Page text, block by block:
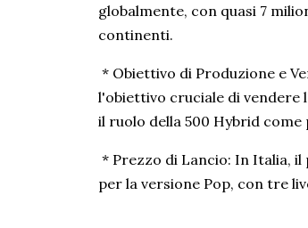
globalmente, con quasi 7
continenti.
* Obiettivo di Produzione e
l'obiettivo cruciale di vendere
il ruolo della 500 Hybrid
* Prezzo di Lancio: In Italia,
per la versione Pop, con tre